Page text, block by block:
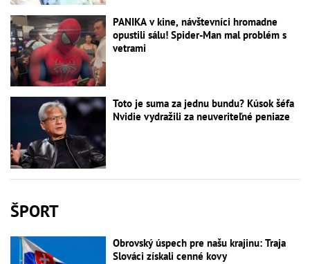
PANIKA v kine, návštevníci hromadne
opustili sálu! Spider-Man mal problém s
vetrami
Toto je suma za jednu bundu? Kúsok šéfa
Nvidie vydražili za neuveriteľné peniaze
ŠPORT
Obrovský úspech pre našu krajinu: Traja
Slováci získali cenné kovy